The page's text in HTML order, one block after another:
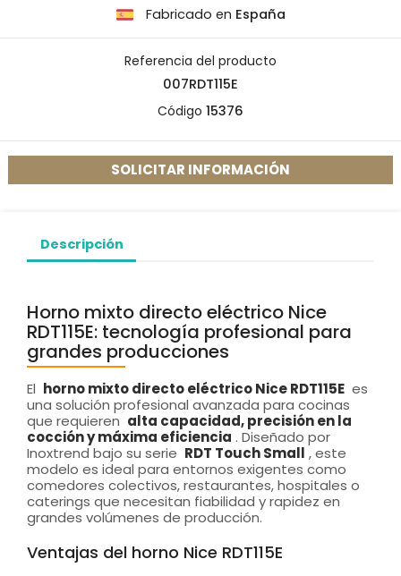
Fabricado en España
Referencia del producto
007RDT115E
Código 15376
SOLICITAR INFORMACIÓN
Descripción
Horno mixto directo eléctrico Nice
RDT115E: tecnología profesional para
grandes producciones
El horno mixto directo eléctrico Nice RDT115E es
una solución profesional avanzada para cocinas
que requieren alta capacidad, precisión en la
cocción y máxima eficiencia . Diseñado por
Inoxtrend bajo su serie RDT Touch Small , este
modelo es ideal para entornos exigentes como
comedores colectivos, restaurantes, hospitales o
caterings que necesitan fiabilidad y rapidez en
grandes volúmenes de producción.
Ventajas del horno Nice RDT115E